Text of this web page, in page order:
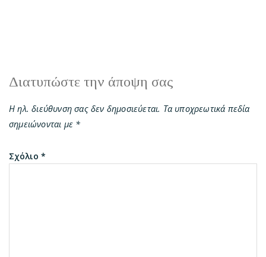
Διατυπώστε την άποψη σας
Η ηλ. διεύθυνση σας δεν δημοσιεύεται. Τα υποχρεωτικά πεδία
σημειώνονται με *
Σχόλιο *